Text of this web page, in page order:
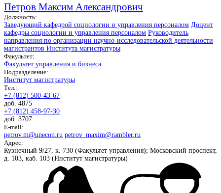
Петров Максим Александрович
Должность:
Заведующий кафедрой социологии и управления персоналом Доцент
кафедры социологии и управления персоналом Руководитель
направления по организации научно-исследовательской деятельности
магистрантов Института магистратуры
Факультет:
Факультет управления и бизнеса
Подразделение:
Институт магистратуры
Тел.:
+7 (812) 500-43-67
доб. 4875
+7 (812) 458-97-30
доб. 3707
E-mail:
petrov.m@unecon.ru petrov_maxim@rambler.ru
Адрес:
Кузнечный 9/27, к. 730 (Факультет управления); Московский проспект,
д. 103, каб. 103 (Институт магистратуры)